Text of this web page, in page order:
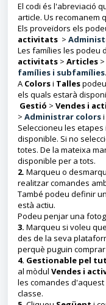
El codi és l'abreviació
article. Us recomanem
Els proveïdors els
activitats >
Les famílies les podeu
activitats > Articles
famílies i subfamílies.
A Colorsi Talles
els quals estarà
Gestió > Vendes i
> Administrar colorsi
Seleccioneu les
disponible. Si no
totes. De la mateixa
disponible per a tots.
2. Marqueu o
realitzar comandes
També podeu definir
està actiu.
Podeu penjar una
3. Marqueu si voleu
des de la seva
perquè puguin
4. Gestionable pel
al mòdul Vendes i
les comandes
classe.